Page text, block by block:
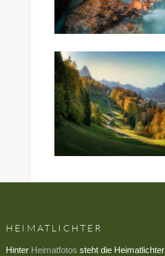
HEIMATLICHTER
Hinter Heimatfotos steht die Heimatlichter